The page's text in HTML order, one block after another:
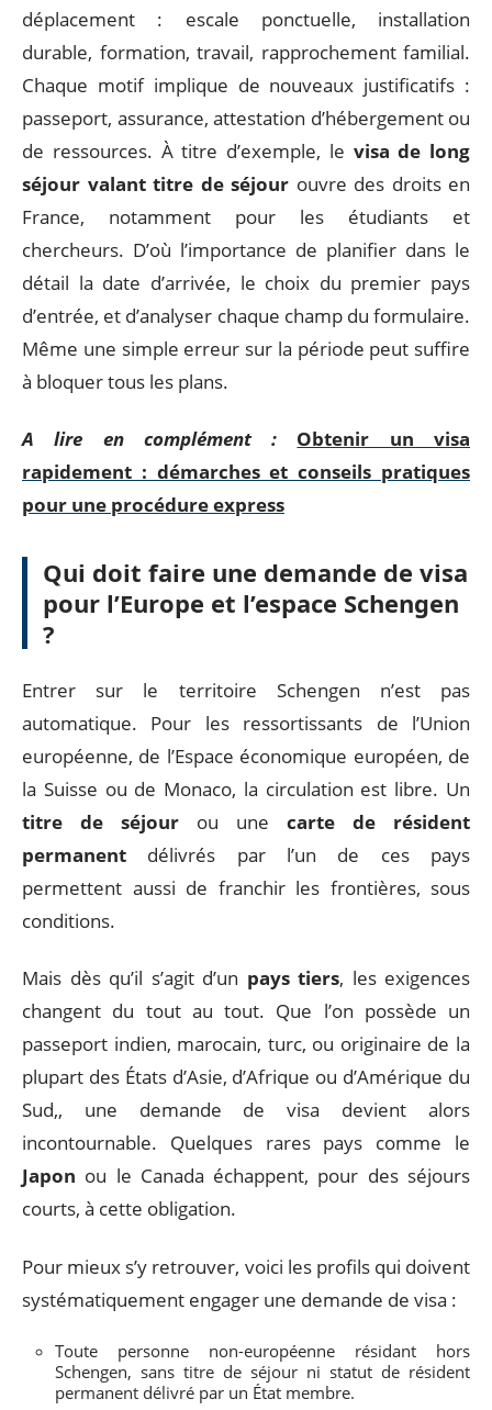
déplacement : escale ponctuelle, installation
durable, formation, travail, rapprochement familial.
Chaque motif implique de nouveaux justificatifs :
passeport, assurance, attestation d’hébergement ou
de ressources. À titre d’exemple, le visa de long
séjour valant titre de séjour ouvre des droits en
France, notamment pour les étudiants et
chercheurs. D’où l’importance de planifier dans le
détail la date d’arrivée, le choix du premier pays
d’entrée, et d’analyser chaque champ du formulaire.
Même une simple erreur sur la période peut suffire
à bloquer tous les plans.
A lire en complément :
Obtenir un visa
rapidement : démarches et conseils pratiques
pour une procédure express
Qui doit faire une demande de visa
pour l’Europe et l’espace Schengen
?
Entrer sur le territoire Schengen n’est pas
automatique. Pour les ressortissants de l’Union
européenne, de l’Espace économique européen, de
la Suisse ou de Monaco, la circulation est libre. Un
titre de séjour ou une carte de résident
permanent délivrés par l’un de ces pays
permettent aussi de franchir les frontières, sous
conditions.
Mais dès qu’il s’agit d’un pays tiers, les exigences
changent du tout au tout. Que l’on possède un
passeport indien, marocain, turc, ou originaire de la
plupart des États d’Asie, d’Afrique ou d’Amérique du
Sud,, une demande de visa devient alors
incontournable. Quelques rares pays comme le
Japon ou le Canada échappent, pour des séjours
courts, à cette obligation.
Pour mieux s’y retrouver, voici les profils qui doivent
systématiquement engager une demande de visa :
Toute personne non-européenne résidant hors
Schengen, sans titre de séjour ni statut de résident
permanent délivré par un État membre.